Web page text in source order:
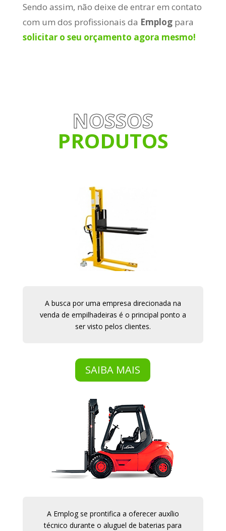
Sendo assim, não deixe de entrar em contato
com um dos profissionais da Emplogpara
solicitar o seu orçamento agora mesmo!
NOSSOS
PRODUTOS
A busca por uma empresa direcionada na
venda de empilhadeiras é o principal ponto a
ser visto pelos clientes.
SAIBA MAIS
A Emplog se prontifica a oferecer auxílio
técnico durante o aluguel de baterias para